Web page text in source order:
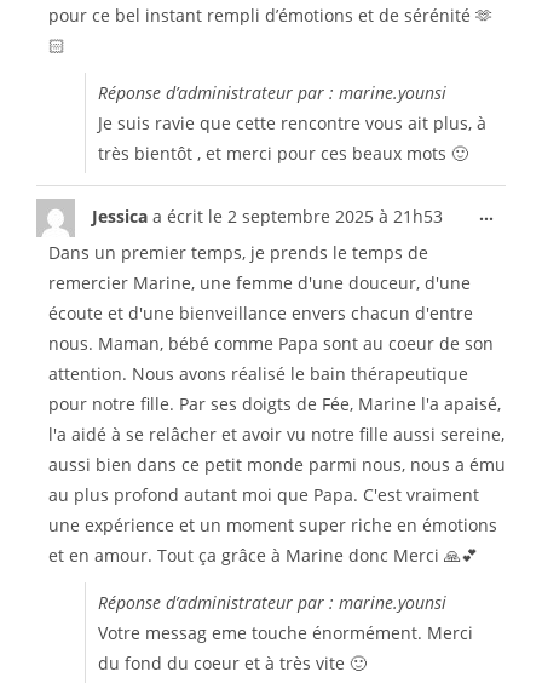
pour ce bel instant rempli d’émotions et de sérénité 🫶
🏻
Réponse d’administrateur par : marine.younsi
Je suis ravie que cette rencontre vous ait plus, à
très bientôt , et merci pour ces beaux mots 🙂
Jessica a écrit le 2 septembre 2025 à 21h53
Dans un premier temps, je prends le temps de
remercier Marine, une femme d'une douceur, d'une
écoute et d'une bienveillance envers chacun d'entre
nous. Maman, bébé comme Papa sont au coeur de son
attention. Nous avons réalisé le bain thérapeutique
pour notre fille. Par ses doigts de Fée, Marine l'a apaisé,
l'a aidé à se relâcher et avoir vu notre fille aussi sereine,
aussi bien dans ce petit monde parmi nous, nous a ému
au plus profond autant moi que Papa. C'est vraiment
une expérience et un moment super riche en émotions
et en amour. Tout ça grâce à Marine donc Merci 🙏💕
Réponse d’administrateur par : marine.younsi
Votre messag eme touche énormément. Merci
du fond du coeur et à très vite 🙂
...